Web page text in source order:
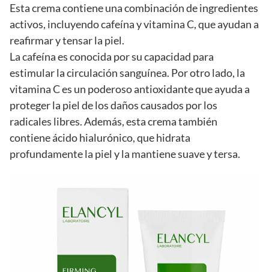
Esta crema contiene una combinación de ingredientes
activos, incluyendo cafeína y vitamina C, que ayudan a
reafirmar y tensar la piel.
La cafeína es conocida por su capacidad para
estimular la circulación sanguínea. Por otro lado, la
vitamina C es un poderoso antioxidante que ayuda a
proteger la piel de los daños causados por los
radicales libres. Además, esta crema también
contiene ácido hialurónico, que hidrata
profundamente la piel y la mantiene suave y tersa.